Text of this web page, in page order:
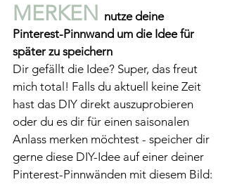
MERKEN nutze deine
Pinterest-Pinnwand um die Idee für
später zu speichern
Dir gefällt die Idee? Super, das freut
mich total! Falls du aktuell keine Zeit
hast das DIY direkt auszuprobieren
oder du es dir für einen saisonalen
Anlass merken möchtest - speicher dir
gerne diese DIY-Idee auf einer deiner
Pinterest-Pinnwänden mit diesem Bild: